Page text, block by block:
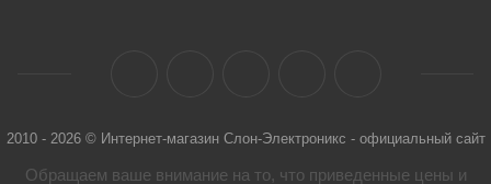
2010 - 2026 © Интернет-магазин Слон-Электроникс - официальный сайт
Обращаем ваше внимание на то, что приведенные цены и